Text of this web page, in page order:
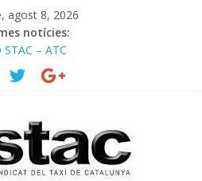
agost 8, 2026
notícies:
– ATC
la reunión con los Mossos d
Barcelona.
29.07.2026 en COOLTURA FM.
TÈCNICA PARA MEJORAR LA
EL PUERTO DE BARCELONA.
22.07.2026 en COOLTURA FM.